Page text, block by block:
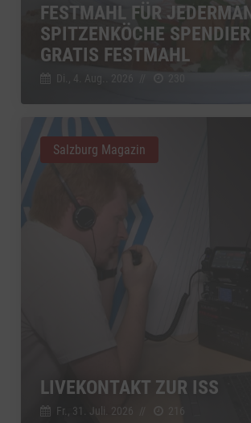
FESTMAHL FÜR
SPITZENKÖCHE
GRATIS FESTMAHL
Di., 4. Aug.. 2026
LIVEKONTAKT ZUR ISS
Fr., 31. Juli. 2026
Salzburg Magazin